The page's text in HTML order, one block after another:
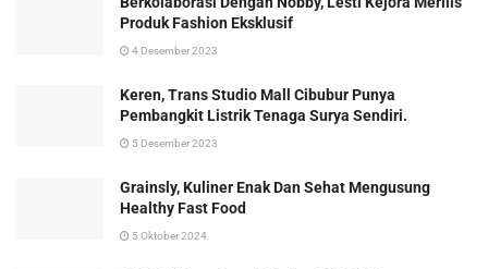
Produk Fashion Eksklusif
4 Desember 2023
Keren, Trans Studio Mall Cibubur Punya
Pembangkit Listrik Tenaga Surya Sendiri.
5 Desember 2023
Grainsly, Kuliner Enak Dan Sehat Mengusung
Healthy Fast Food
5 Oktober 2024